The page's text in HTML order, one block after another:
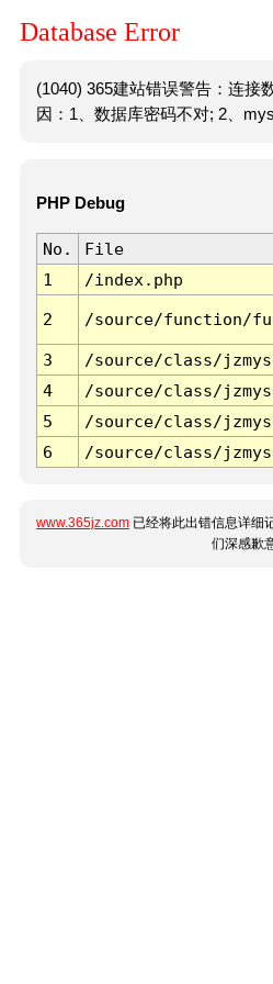
Database Error
(1040) 365建站错误警告：连接
因：1、数据库密码不对; 2、
PHP Debug
No. File
1
/index.php
2 /source/function/
3 /source/class/
4
/source/class/
5
/source/class/
6
/source/class/
www.365jz.com 已经将此出错信息详细
们深感歉